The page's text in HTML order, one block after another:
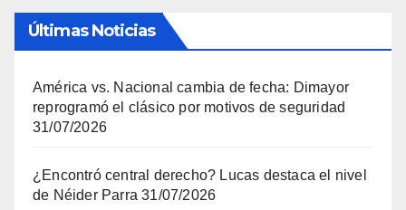
Últimas Noticias
América vs. Nacional cambia de fecha: Dimayor
reprogramó el clásico por motivos de seguridad
31/07/2026
¿Encontró central derecho? Lucas destaca el nivel
de Néider Parra 31/07/2026